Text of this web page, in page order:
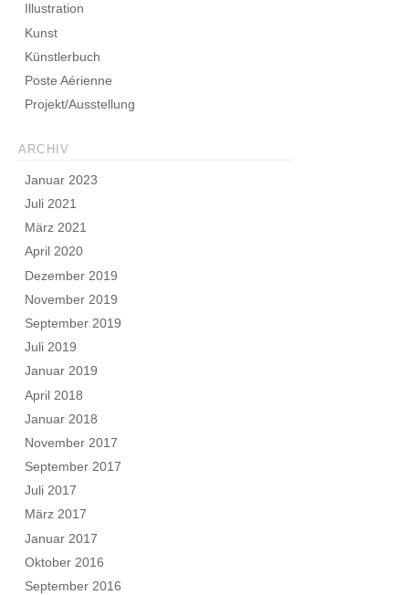
Illustration
Kunst
Künstlerbuch
Poste Aérienne
Projekt/Ausstellung
ARCHIV
Januar 2023
Juli 2021
März 2021
April 2020
Dezember 2019
November 2019
September 2019
Juli 2019
Januar 2019
April 2018
Januar 2018
November 2017
September 2017
Juli 2017
März 2017
Januar 2017
Oktober 2016
September 2016